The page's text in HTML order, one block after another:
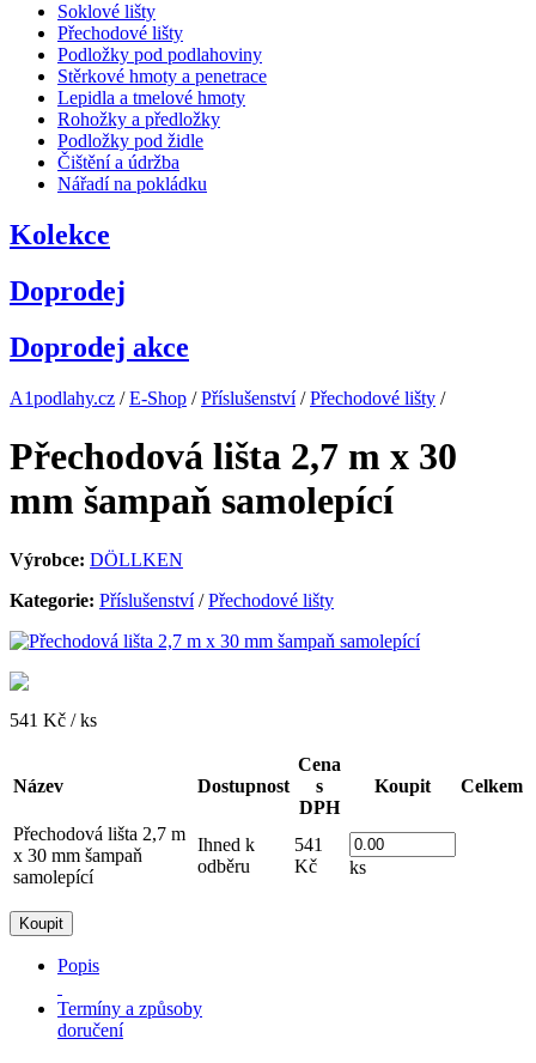
Soklové lišty
Přechodové lišty
Podložky pod podlahoviny
Stěrkové hmoty a penetrace
Lepidla a tmelové hmoty
Rohožky a předložky
Podložky pod židle
Čištění a údržba
Nářadí na pokládku
Kolekce
Doprodej
Doprodej akce
A1podlahy.cz /E-Shop /Příslušenství/Přechodové lišty /
Přechodová lišta 2,7 m x 30
mm šampaň samolepící
Výrobce: DÖLLKEN
Kategorie: Příslušenství/Přechodové lišty
541 Kč / ks
Název Dostupnost
Cena
s
DPH
Koupit Celkem
Přechodová lišta 2,7 m
x 30 mm šampaň
samolepící
Ihned k
odběru
541
Kč
ks
Popis
Termíny a způsoby
doručení